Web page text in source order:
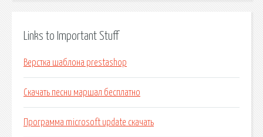
Links to Important Stuff
Верстка шаблона prestashop
Скачать песни маршал бесплатно
Программа microsoft update скачать